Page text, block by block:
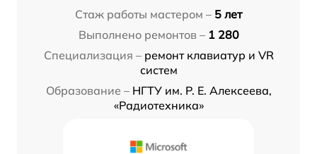
Стаж работы мастером – 5 лет
Выполнено ремонтов – 1 280
Специализация – ремонт клавиатур и VR
систем
Образование – НГТУ им. Р. Е. Алексеева,
«Радиотехника»